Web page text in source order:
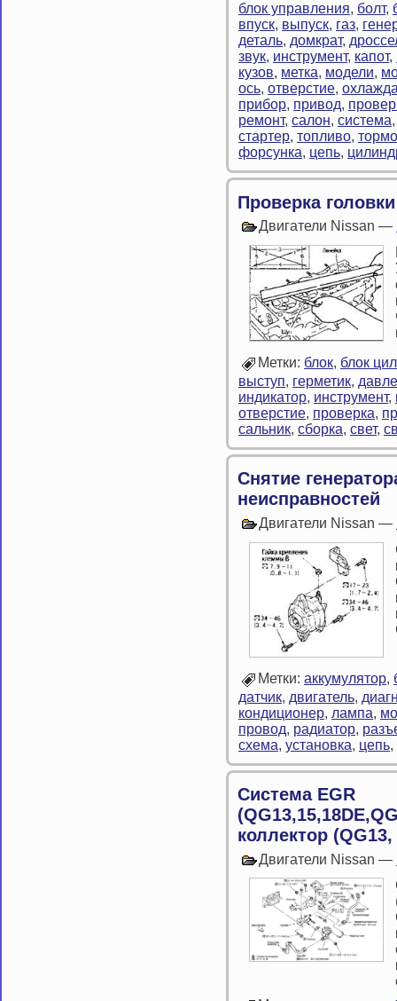
блок управления, болт,
впуск, выпуск, газ,
деталь, домкрат,
звук, инструмент, капот,
кузов, метка, модели,
ось, отверстие,
прибор, привод,
ремонт, салон, система
стартер, топливо,
форсунка, цепь,
Проверка
Двигатели Nissan —
Метки: блок, блок
выступ, герметик,
индикатор, инструмент,
отверстие, проверка,
сальник, сборка, свет,
Снятие
неисправностей
Двигатели Nissan —
Метки: аккумулятор,
датчик, двигатель,
кондиционер, лампа,
провод, радиатор,
схема, установка, цепь,
Система EGR
коллектор
Двигатели Nissan —